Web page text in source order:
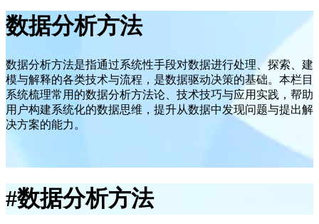
数据分析方法
数据分析方法是指通过系统性手段对数据进行处理、探索、建
模与解释的各类技术与流程，是数据驱动决策的基础。本栏目
系统梳理常用的数据分析方法论、技术技巧与应用实践，帮助
用户构建系统化的数据思维，提升从数据中发现问题与提出解
决方案的能力。
#数据分析方法